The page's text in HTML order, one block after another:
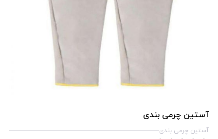
آستین چرمی بندی
آستین چرمی بندی